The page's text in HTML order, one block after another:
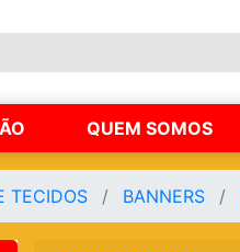
QUEM SOMOS
TECIDOS BANNERS